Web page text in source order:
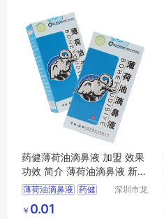
药健薄荷油滴鼻液 加盟 效果
功效 简介 薄荷油滴鼻液 新价
格
薄荷油滴鼻液 药健
药健薄荷油滴鼻液
深圳市龙
￥ 0.01